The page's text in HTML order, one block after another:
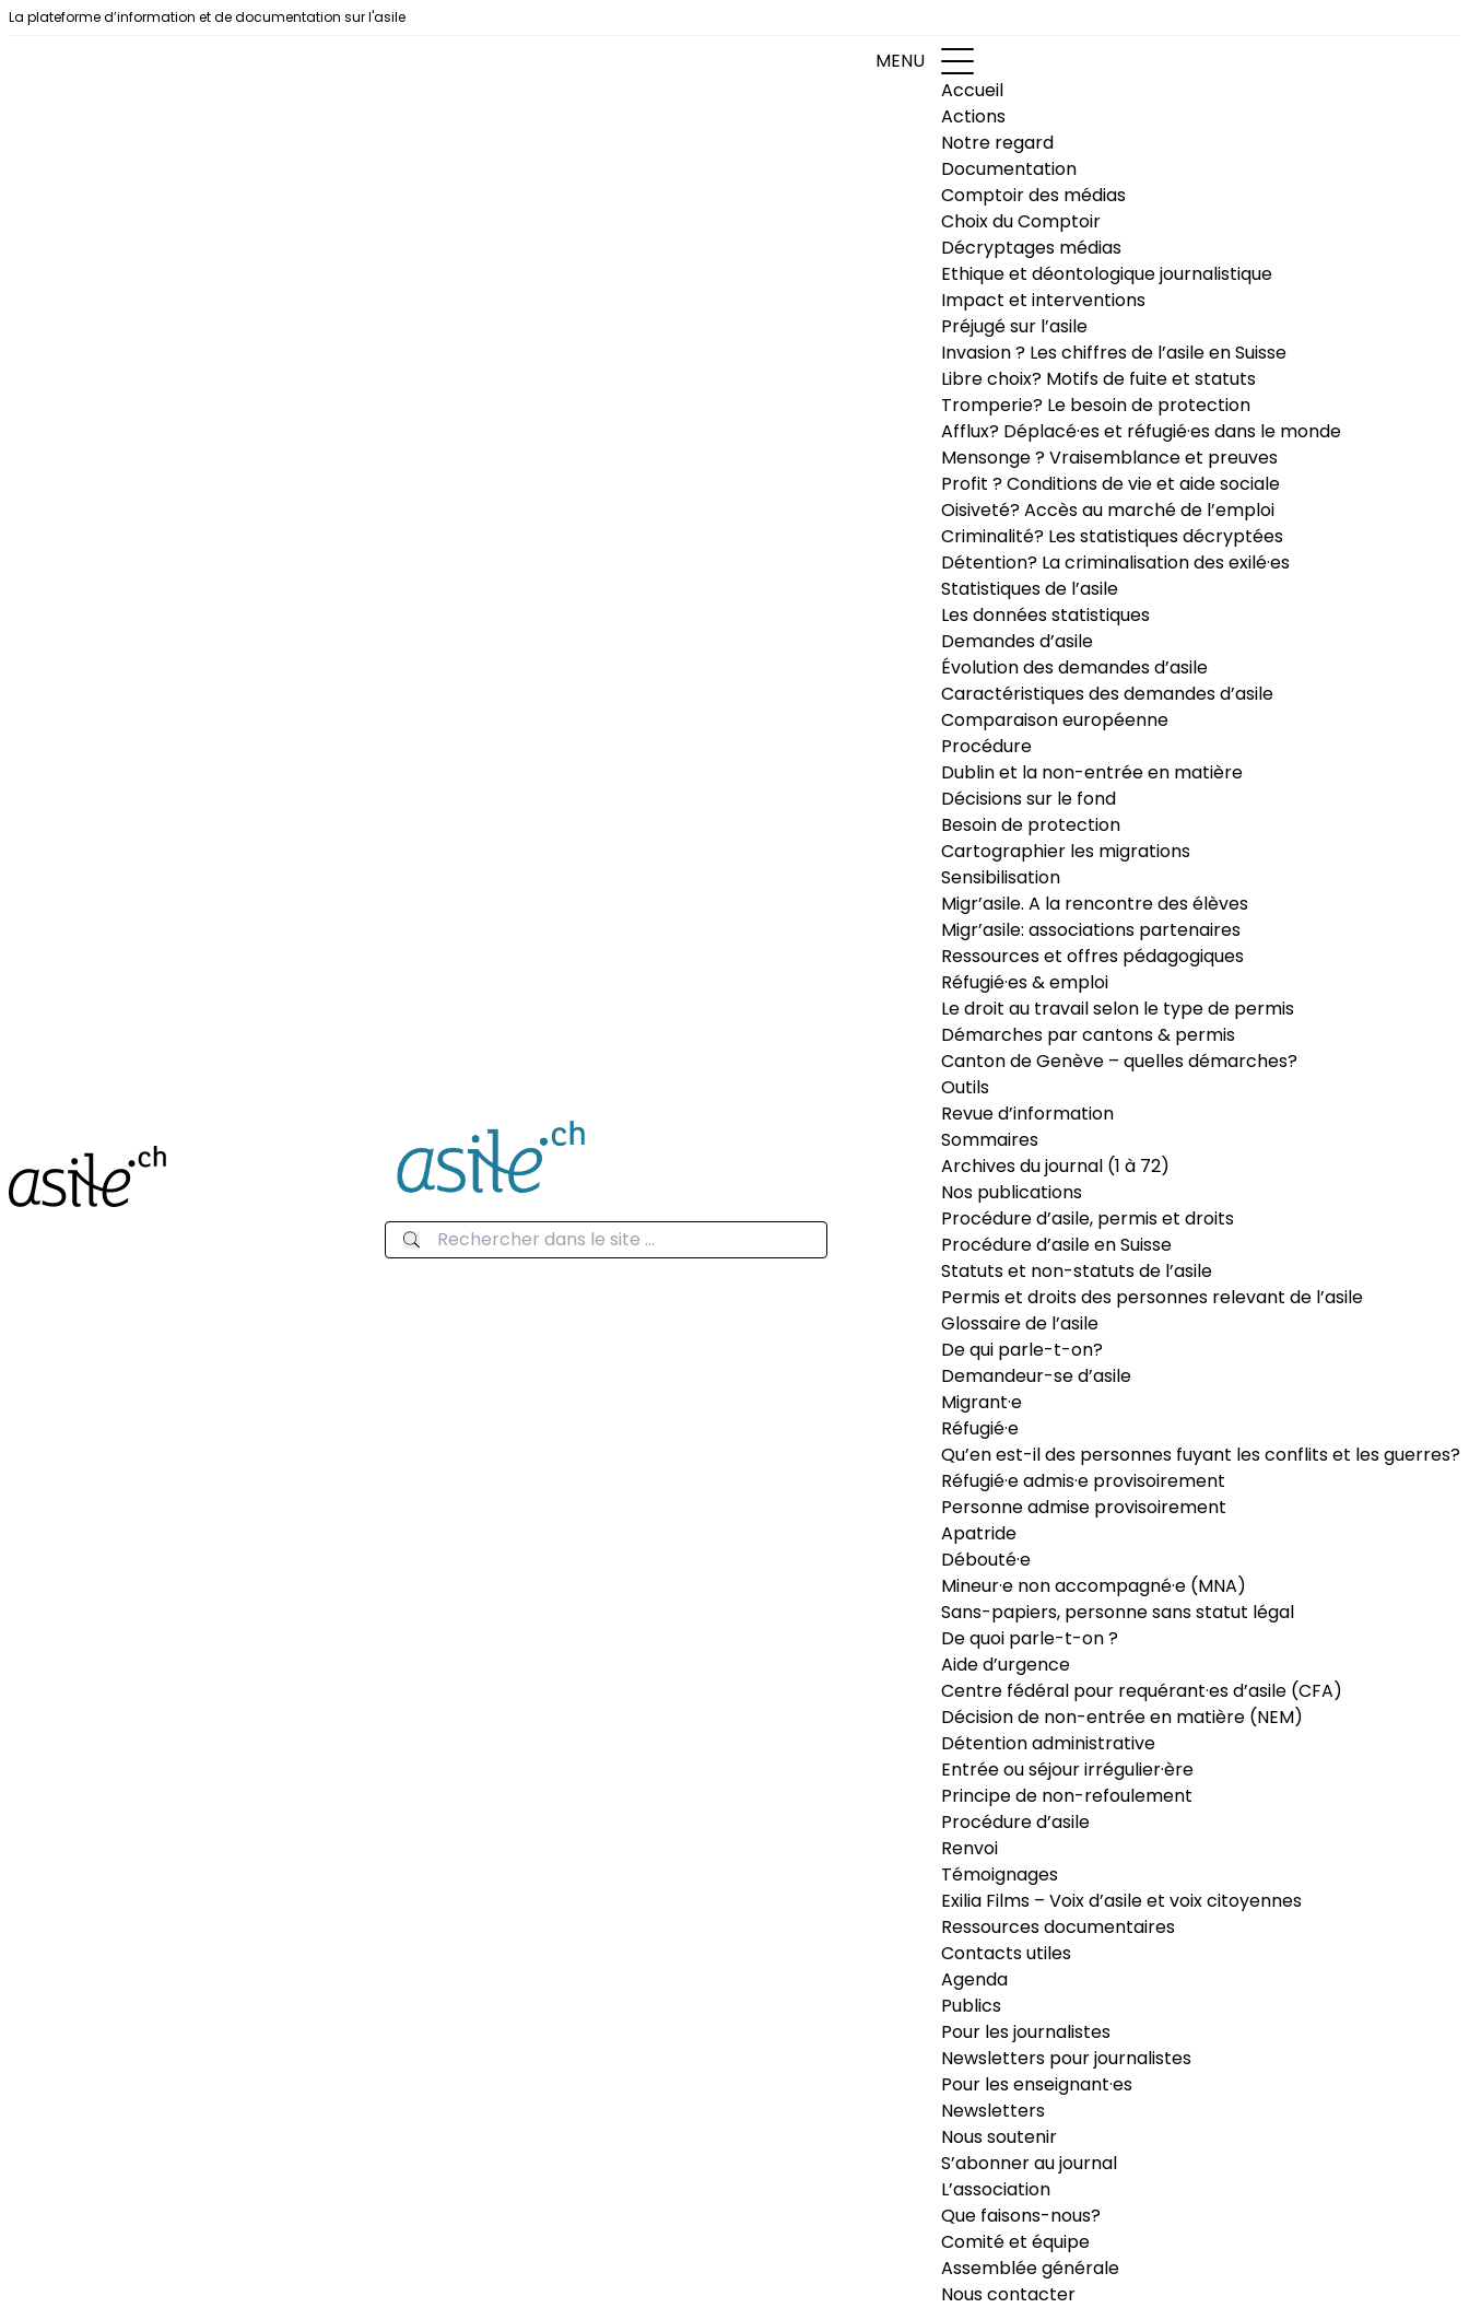
Aller au contenu
La plateforme d’information et de documentation sur l'asile
MENU
Accueil
Actions
Notre regard
Documentation
Comptoir des médias
Choix du Comptoir
Décryptages médias
Ethique et déontologique journalistique
Impact et interventions
Préjugé sur l’asile
Invasion ? Les chiffres de l’asile en Suisse
Libre choix? Motifs de fuite et statuts
Tromperie? Le besoin de protection
Afflux? Déplacé·es et réfugié·es dans le monde
Mensonge ? Vraisemblance et preuves
Profit ? Conditions de vie et aide sociale
Oisiveté? Accès au marché de l’emploi
Criminalité? Les statistiques décryptées
Détention? La criminalisation des exilé·es
Statistiques de l’asile
Les données statistiques
Demandes d’asile
Évolution des demandes d’asile
Caractéristiques des demandes d’asile
Comparaison européenne
Procédure
Dublin et la non-entrée en matière
Décisions sur le fond
Besoin de protection
Cartographier les migrations
Sensibilisation
Migr’asile. A la rencontre des élèves
Migr’asile: associations partenaires
Ressources et offres pédagogiques
Réfugié·es & emploi
Le droit au travail selon le type de permis
Démarches par cantons & permis
Canton de Genève – quelles démarches?
Outils
Revue d’information
Sommaires
Archives du journal (1 à 72)
Nos publications
Procédure d’asile, permis et droits
Procédure d’asile en Suisse
Statuts et non-statuts de l’asile
Permis et droits des personnes relevant de l’asile
Glossaire de l’asile
De qui parle-t-on?
Demandeur-se d’asile
Migrant·e
Réfugié·e
Qu’en est-il des personnes fuyant les conflits et les guerres?
Réfugié·e admis·e provisoirement
Personne admise provisoirement
Apatride
Débouté·e
Mineur·e non accompagné·e (MNA)
Sans-papiers, personne sans statut légal
De quoi parle-t-on ?
Aide d’urgence
Centre fédéral pour requérant·es d’asile (CFA)
Décision de non-entrée en matière (NEM)
Détention administrative
Entrée ou séjour irrégulier·ère
Principe de non-refoulement
Procédure d’asile
Renvoi
Témoignages
Exilia Films – Voix d’asile et voix citoyennes
Ressources documentaires
Contacts utiles
Agenda
Publics
Pour les journalistes
Newsletters pour journalistes
Pour les enseignant·es
Newsletters
Nous soutenir
S’abonner au journal
L’association
Que faisons-nous?
Comité et équipe
Assemblée générale
Nous contacter